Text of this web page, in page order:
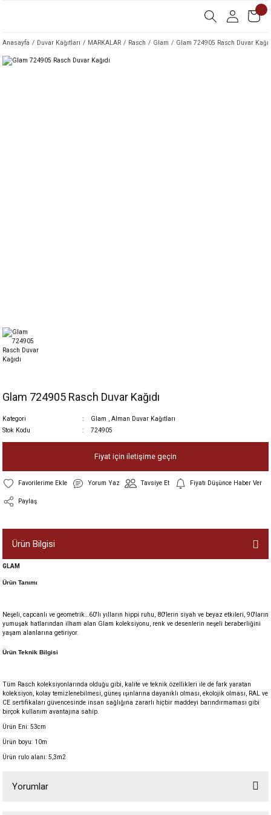
Anasayfa Duvar Kağıtları MARKALAR Rasch Glam Glam 724905 Rasch Duvar
Glam 724905 Rasch Duvar Kağıdı
Kategori Glam
Alman Duvar Kağıtları
Stok Kodu
724905
Fiyat için iletişime geçin
Yorum Yaz Tavsiye Et Fiyatı Düşünce Haber Ver
Paylaş
Ürün Bilgisi
GLAM
Ürün Tanımı
Neşeli, capcanlı ve geometrik…60'lı yılların hippi ruhu, 80'lerin siyah ve beyaz etkileri, 90'ların
yumuşak hatlarından ilham alan Glam koleksiyonu, renk ve desenlerin neşeli beraberliğini
yaşam alanlarına getiriyor.
Ürün Teknik Bilgisi
Tüm Rasch koleksiyonlarında olduğu gibi, kalite ve teknik özellikleri ile de fark yaratan
koleksiyon, kolay temizlenebilmesi, güneş ışınlarına dayanıklı olması, ekolojik olması, RAL ve
CE sertifikaları güvencesinde insan sağlığına zararlı hiçbir maddeyi barındırmaması gibi
birçok kullanım avantajına sahip.
Ürün Eni: 53cm
Ürün boyu: 10m
Ürün rulo alanı: 5,3m2
Yorumlar